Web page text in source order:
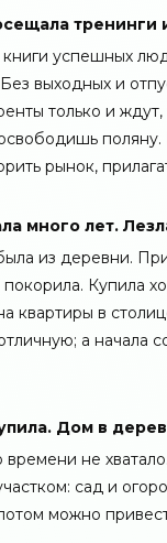
тренинги
книги успешных
выходных и
только и
рынок,
много лет.
из деревни.
покорила. Купила
квартиры в
а начала
Дом в
времени не
сад и
можно